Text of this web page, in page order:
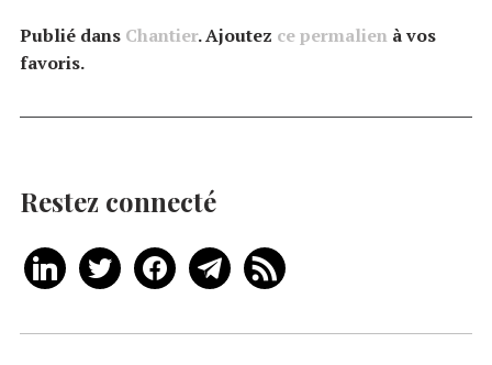
Publié dans Chantier. Ajoutez ce permalien à vos
favoris.
Restez connecté